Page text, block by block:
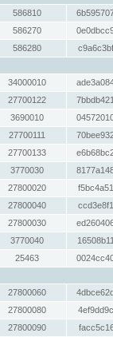
586810
586270
586280
34000010
27700122
3690010
27700111
27700133
3770030
27800020
27800040
27800030
3770040
25463
27800060
27800080
27800090